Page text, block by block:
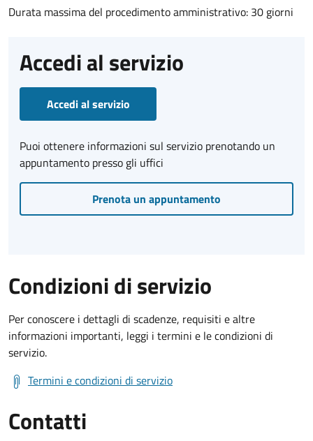
Durata massima del procedimento amministrativo: 30 giorni
Accedi al servizio
Accedi al servizio
Puoi ottenere informazioni sul servizio prenotando un
appuntamento presso gli uffici
Prenota un appuntamento
Condizioni di servizio
Per conoscere i dettagli di scadenze, requisiti e altre
informazioni importanti, leggi i termini e le condizioni di
servizio.
Termini e condizioni di servizio
Contatti